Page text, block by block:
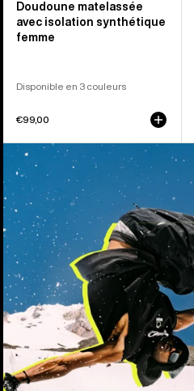
Doudoune matelassée
avec isolation synthétique
femme
Disponible en 3 couleurs
€99,00